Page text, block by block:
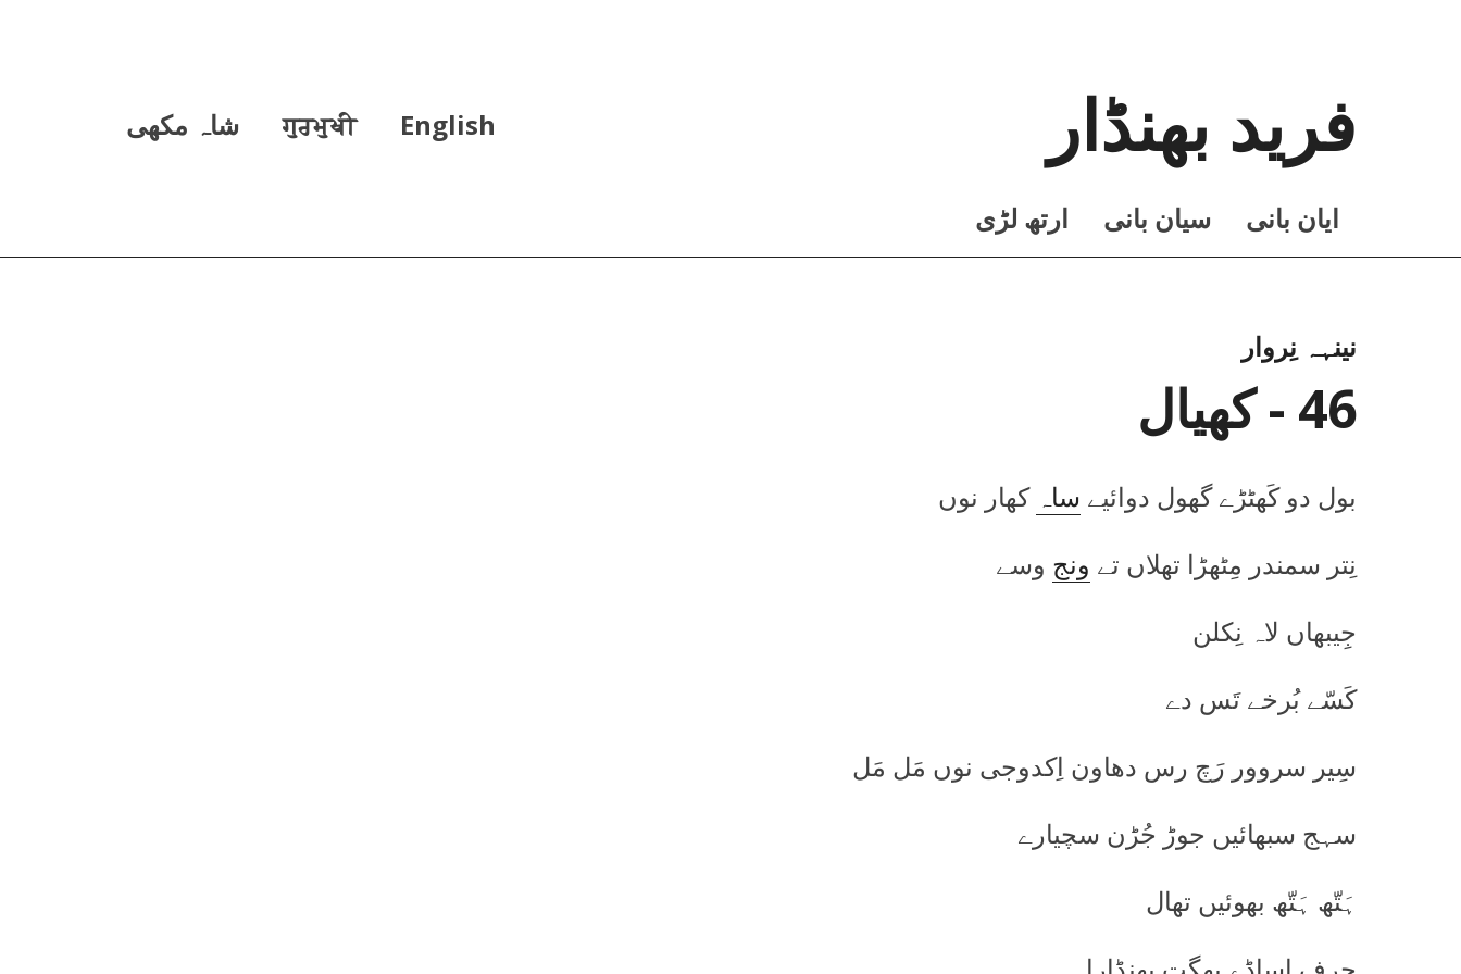
فرید بھنڈار English
ਗੁਰਮੁਖੀ شاہ مکھی
ايان بانی سيان بانی ارتھ لڑی
نینہہ نِروار
46 - کھیال
بول دو کَھٹڑے گھول دوائیے ساہ کھار نوں
نِتر سمندر مِٹھڑا تھلاں تے ونج وسے
جِیبھاں لاہ نِکلن
کَسّے بُرخے تَس دے
سِیر سروور رَچ رس دھاون اِکدوجی نوں مَل مَل
سہج سبھائیں جوڑ جُڑن سچیارے
ہَتّھ ہَتّھ بھوئیں تھال